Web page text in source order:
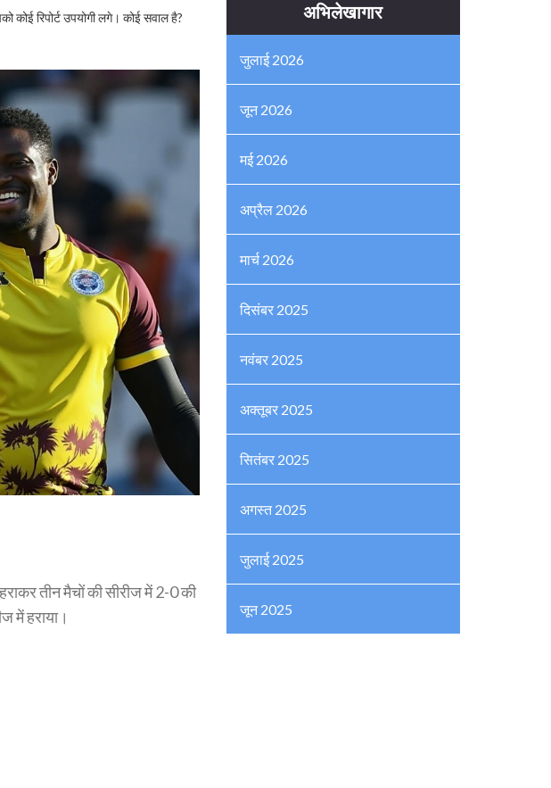
रिपोर्ट उपयोगी लगे। कोई सवाल है?
तीन मैचों की सीरीज में 2-0 की
में हराया।
अभिलेखागार
जुलाई 2026
जून 2026
मई 2026
अप्रैल 2026
मार्च 2026
दिसंबर 2025
नवंबर 2025
अक्तूबर 2025
सितंबर 2025
अगस्त 2025
जुलाई 2025
जून 2025